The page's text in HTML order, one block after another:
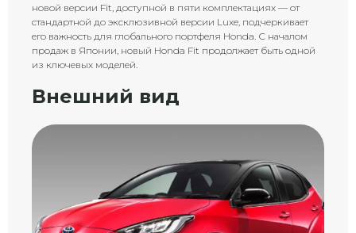
новой версии Fit, доступной в пяти комплектациях — от
стандартной до эксклюзивной версии Luxe, подчеркивает
его важность для глобального портфеля Honda. С началом
продаж в Японии, новый Honda Fit продолжает быть одной
из ключевых моделей.
Внешний вид